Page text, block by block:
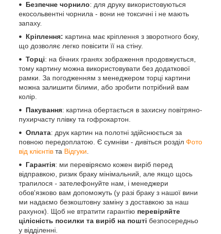
Безпечне чорнило: для друку використовуються
екосольвентні чорнила - вони не токсичні і не мають
запаху.
Кріплення: картина має кріплення з зворотного боку,
що дозволяє легко повісити її на стіну.
Торці: на бічних гранях зображення продовжується,
тому картину можна використовувати без додаткової
рамки. За погодженням з менеджером торці картини
можна залишити білими, або зробити потрібний вам
колір.
Пакування: картина обертається в захисну повітряно-
пухирчасту плівку та гофрокартон.
Оплата: друк картин на полотні здійснюється за
повною передоплатою. Є сумніви - дивіться розділ Фото
від клієнтів та Відгуки.
Гарантія: ми перевіряємо кожен виріб перед
відправкою, ризик браку мінімальний, але якщо щось
трапилося - зателефонуйте нам, і менеджери
обов'язково вам допоможуть (у разі браку з нашої вини
ми надаємо безкоштовну заміну з доставкою за наш
рахунок). Щоб не втратити гарантію перевіряйте
цілісність посилки та виріб на пошті безпосередньо
у відділенні.